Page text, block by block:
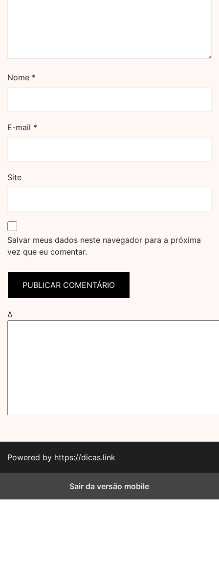
Nome *
E-mail *
Site
Salvar meus dados neste navegador para a próxima
vez que eu comentar.
Δ
Powered by https://dicas.link
Sair da versão mobile